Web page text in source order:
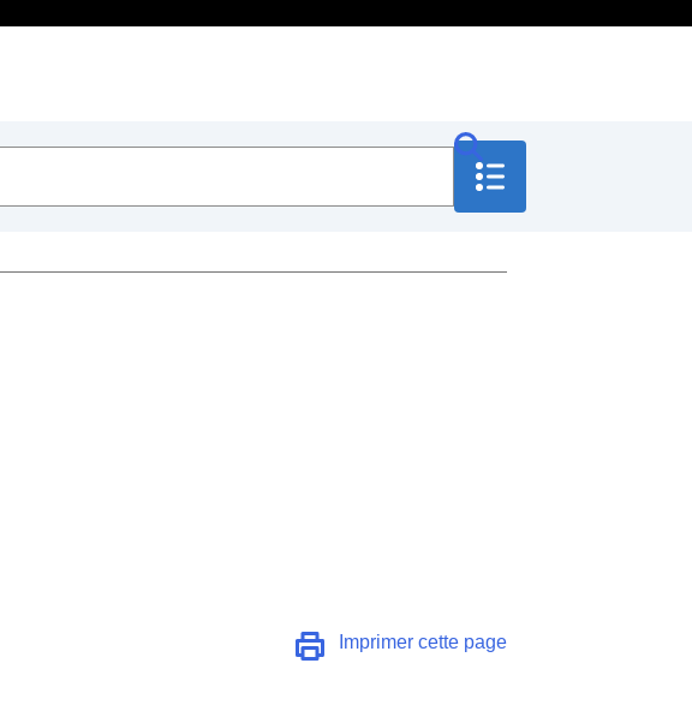
Imprimer cette page